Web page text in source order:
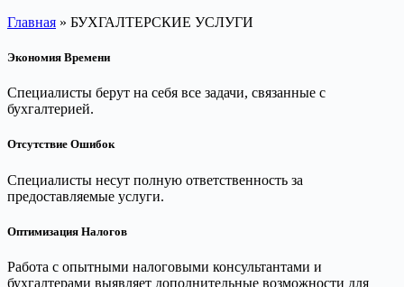
Главная » БУХГАЛТЕРСКИЕ УСЛУГИ
Экономия Времени
Специалисты берут на себя все задачи, связанные с
бухгалтерией.
Отсутствие Ошибок
Специалисты несут полную ответственность за
предоставляемые услуги.
Оптимизация Налогов
Работа с опытными налоговыми консультантами и
бухгалтерами выявляет дополнительные возможности для